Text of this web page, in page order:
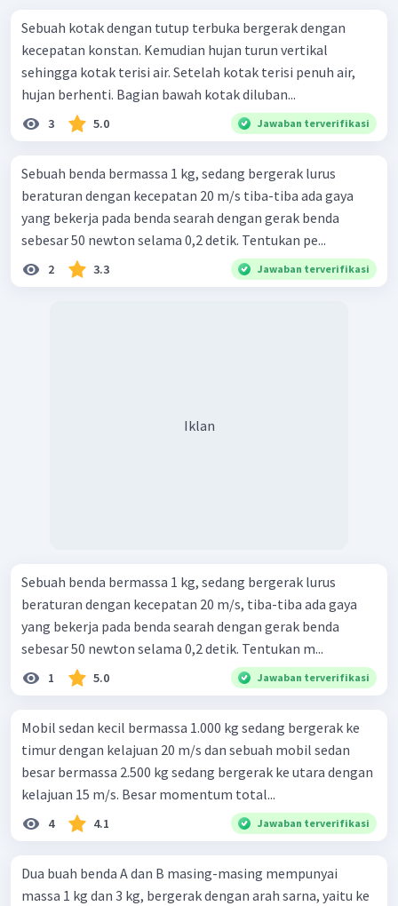
Sebuah kotak dengan tutup terbuka bergerak dengan
kecepatan konstan. Kemudian hujan turun vertikal
sehingga kotak terisi air. Setelah kotak terisi penuh air,
hujan berhenti. Bagian bawah kotak diluban...
3 5.0 Jawaban terverifikasi
Sebuah benda bermassa 1 kg, sedang bergerak lurus
beraturan dengan kecepatan 20 m/s tiba-tiba ada gaya
yang bekerja pada benda searah dengan gerak benda
sebesar 50 newton selama 0,2 detik. Tentukan pe...
2 3.3 Jawaban terverifikasi
Iklan
Sebuah benda bermassa 1 kg, sedang bergerak lurus
beraturan dengan kecepatan 20 m/s, tiba-tiba ada gaya
yang bekerja pada benda searah dengan gerak benda
sebesar 50 newton selama 0,2 detik. Tentukan m...
1 5.0 Jawaban terverifikasi
Mobil sedan kecil bermassa 1.000 kg sedang bergerak ke
timur dengan kelajuan 20 m/s dan sebuah mobil sedan
besar bermassa 2.500 kg sedang bergerak ke utara dengan
kelajuan 15 m/s. Besar momentum total...
4 4.1 Jawaban terverifikasi
Dua buah benda A dan B masing-masing mempunyai
massa 1 kg dan 3 kg, bergerak dengan arah sarna, yaitu ke